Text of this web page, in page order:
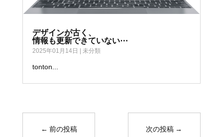
デザインが古く、
情報も更新できていない⋯
2025年01月14日 未分類
tonton...
← 前の投稿 次の投稿 →